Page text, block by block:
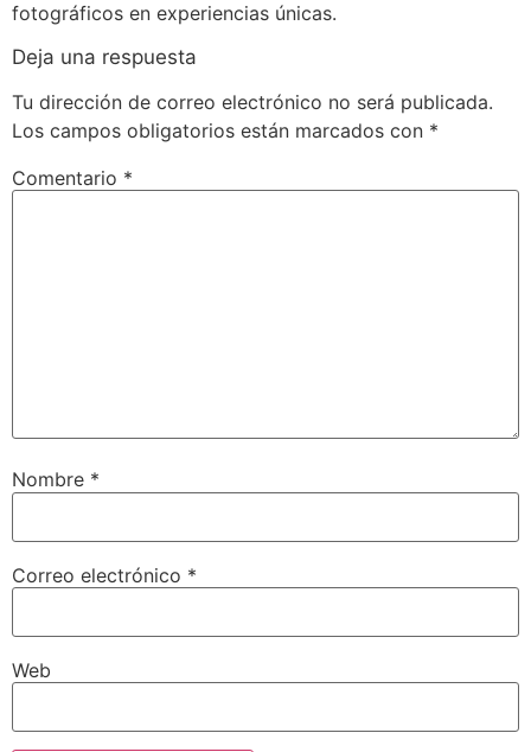
fotográficos en experiencias únicas.
Deja una respuesta
Tu dirección de correo electrónico no será publicada.
Los campos obligatorios están marcados con *
Comentario *
Nombre *
Correo electrónico *
Web